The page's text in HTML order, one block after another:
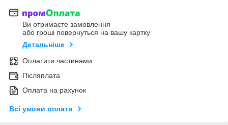
Ви отримаєте замовлення
або гроші повернуться на вашу картку
Детальніше
Оплатити частинами
Післяплата
Оплата на рахунок
Всі умови оплати